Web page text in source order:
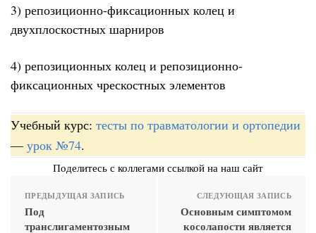
3) репозиционно-фиксационных колец и
двухплоскостных шарниров
4) репозиционных колец и репозиционно-
фиксационных чрескостных элементов
Учебный курс: тесты по травматологии и ортопедии
— урок №74.
Поделитесь с коллегами ссылкой на наш сайт
ПРЕДЫДУЩАЯ ЗАПИСЬ
Под
транслигаментозным
СЛЕДУЮЩАЯ ЗАПИСЬ
Основным симптомом
косолапости является